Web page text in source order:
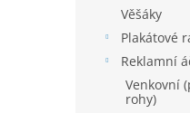
Věšáky
Plakátové
Reklamní
Venkovní
rohy)